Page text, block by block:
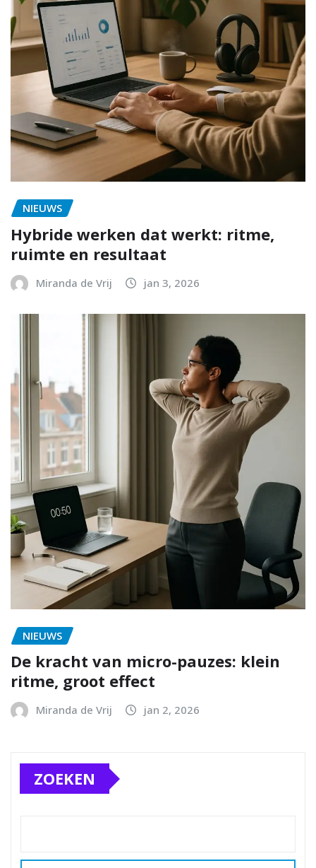
NIEUWS
Hybride werken dat werkt: ritme,
ruimte en resultaat
Miranda de Vrij jan 3, 2026
NIEUWS
De kracht van micro-pauzes: klein
ritme, groot effect
Miranda de Vrij jan 2, 2026
ZOEKEN